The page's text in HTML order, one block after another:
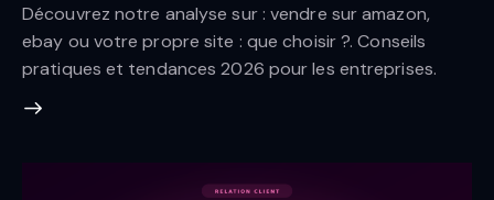
Découvrez notre analyse sur : vendre sur amazon,
ebay ou votre propre site : que choisir ?. Conseils
pratiques et tendances 2026 pour les entreprises.